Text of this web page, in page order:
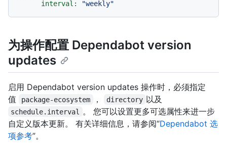
interval:
"weekly"
为操作配置 Dependabot version
updates
启用 Dependabot version updates 操作时，必须指定
值
package-ecosystem ， directory 以及
schedule.interval
。 您可以设置更多可选属性来进一步
自定义版本更新。 有关详细信息，请参阅“Dependabot 选
项参考”。